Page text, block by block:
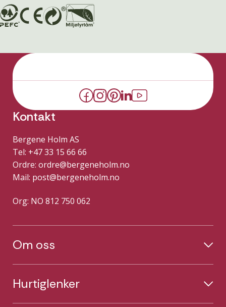
Kontakt
Bergene Holm AS
Tel: +47 33 15 66 66
Ordre: ordre@bergeneholm.no
Mail: post@bergeneholm.no
Org: NO 812 750 062
Om oss
Hurtiglenker